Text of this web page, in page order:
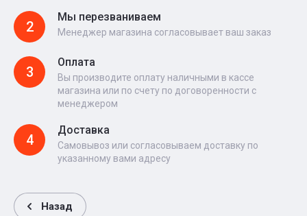
2
Мы перезваниваем
Менеджер магазина согласовывает ваш заказ
3
Оплата
Вы производите оплату наличными в кассе
магазина или по счету по договоренности с
менеджером
4
Доставка
Самовывоз или согласовываем доставку по
указанному вами адресу
Назад